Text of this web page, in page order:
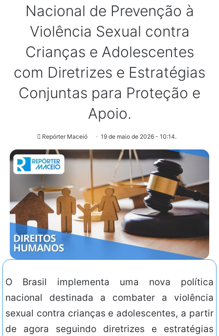
Nacional de Prevenção à
Violência Sexual contra
Crianças e Adolescentes
com Diretrizes e Estratégias
Conjuntas para Proteção e
Apoio.
Repórter Maceió 19 de maio de 2026 - 10:14.
O Brasil implementa uma nova política
nacional destinada a combater a violência
sexual contra crianças e adolescentes, a partir
de agora seguindo diretrizes e estratégias